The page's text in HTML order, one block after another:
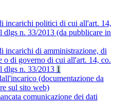
incarichi politici di cui all'art. 14,
dlgs n. 33/2013 (da pubblicare in
incarichi di amministrazione, di
o di governo di cui all'art. 14, co.
dlgs n. 33/2013 1
(documentazione da
sul sito web)
comunicazione dei dati